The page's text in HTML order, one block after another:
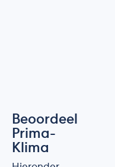
Beoordeel
Prima-
Klima